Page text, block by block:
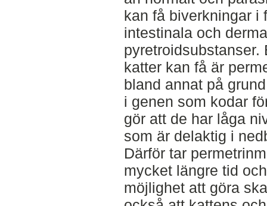
kan få biverkningar i
intestinala och
katter kan få är
bland annat på
i genen som kodar
gör att de har låga
som är delaktig i
Därför tar
mycket längre tid
möjlighet att göra